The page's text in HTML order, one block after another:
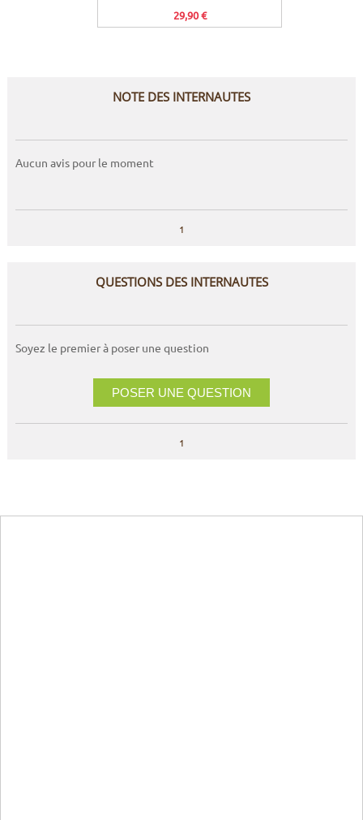
29,90 €
NOTE DES INTERNAUTES
Aucun avis pour le moment
1
QUESTIONS DES INTERNAUTES
Soyez le premier à poser une question
POSER UNE QUESTION
1